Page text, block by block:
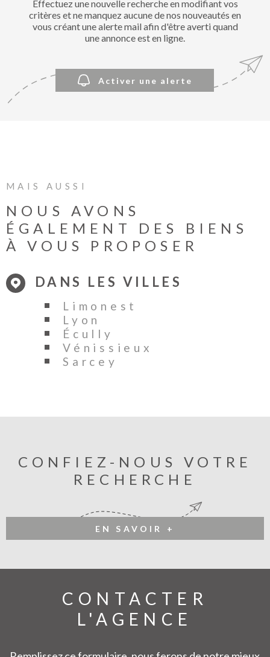
CHEZ
Effectuez une nouvelle recherche en modifiant vos
critères et ne manquez aucune de nos nouveautés en
vous créant une alerte mail afin d'être averti quand
une annonce est en ligne.
Activer une alerte
MAIS AUSSI
NOUS AVONS
ÉGALEMENT DES BIENS
À VOUS PROPOSER
DANS LES VILLES
Limonest
Lyon
Écully
Vénissieux
Sarcey
CONFIEZ-NOUS VOTRE
RECHERCHE
EN SAVOIR +
CONTACTER
L'AGENCE